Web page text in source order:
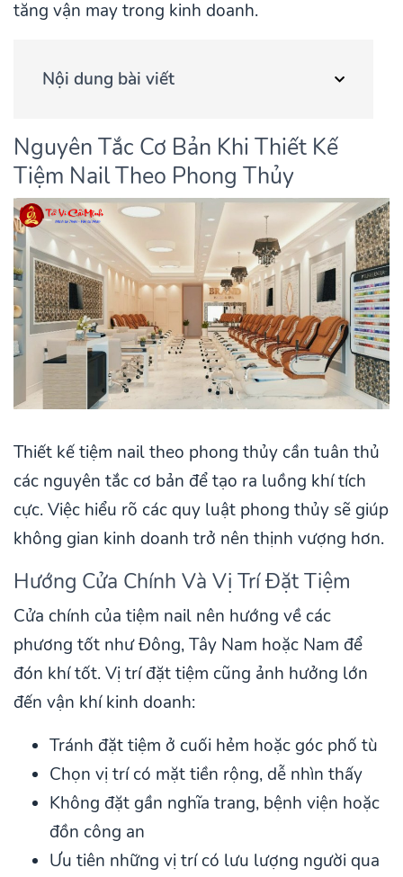
tăng vận may trong kinh doanh.
Nội dung bài viết
Nguyên Tắc Cơ Bản Khi Thiết Kế
Tiệm Nail Theo Phong Thủy
Thiết kế tiệm nail theo phong thủy cần tuân thủ
các nguyên tắc cơ bản để tạo ra luồng khí tích
cực. Việc hiểu rõ các quy luật phong thủy sẽ giúp
không gian kinh doanh trở nên thịnh vượng hơn.
Hướng Cửa Chính Và Vị Trí Đặt Tiệm
Cửa chính của tiệm nail nên hướng về các
phương tốt như Đông, Tây Nam hoặc Nam để
đón khí tốt. Vị trí đặt tiệm cũng ảnh hưởng lớn
đến vận khí kinh doanh:
Tránh đặt tiệm ở cuối hẻm hoặc góc phố tù
Chọn vị trí có mặt tiền rộng, dễ nhìn thấy
Không đặt gần nghĩa trang, bệnh viện hoặc
đồn công an
Ưu tiên những vị trí có lưu lượng người qua